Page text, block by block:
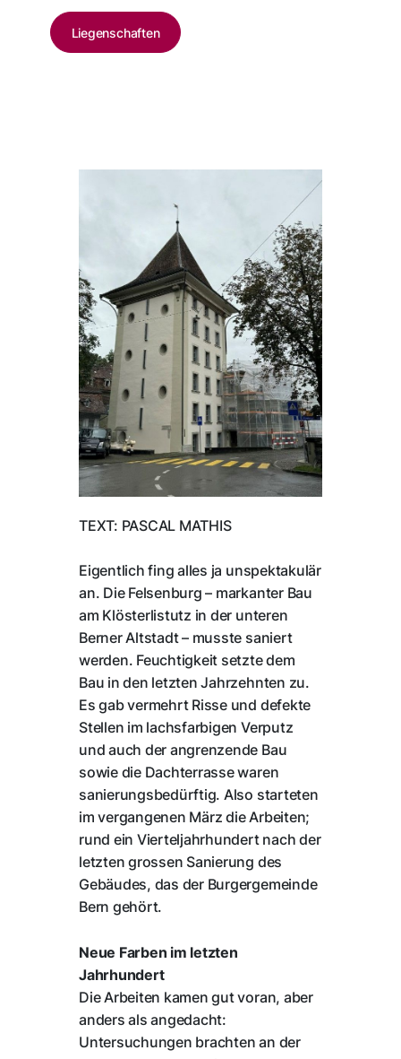
Liegenschaften
TEXT: PASCAL MATHIS
Eigentlich fing alles ja unspektakulär
an. Die Felsenburg – markanter Bau
am Klösterlistutz in der unteren
Berner Altstadt – musste saniert
werden. Feuchtigkeit setzte dem
Bau in den letzten Jahrzehnten zu.
Es gab vermehrt Risse und defekte
Stellen im lachsfarbigen Verputz
und auch der angrenzende Bau
sowie die Dachterrasse waren
sanierungsbedürftig. Also starteten
im vergangenen März die Arbeiten;
rund ein Vierteljahrhundert nach der
letzten grossen Sanierung des
Gebäudes, das der Burgergemeinde
Bern gehört.
Neue Farben im letzten
Jahrhundert
Die Arbeiten kamen gut voran, aber
anders als angedacht:
Untersuchungen brachten an der